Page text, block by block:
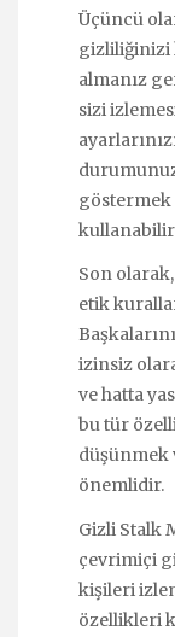
Üçüncü
gizliliğinizi
almanız
sizi
Son
etik
izinsiz
ve hatta
bu tür
düşünmek
önemlidir.
Gizli Stalk
çevrimiçi
kişileri
özellikleri